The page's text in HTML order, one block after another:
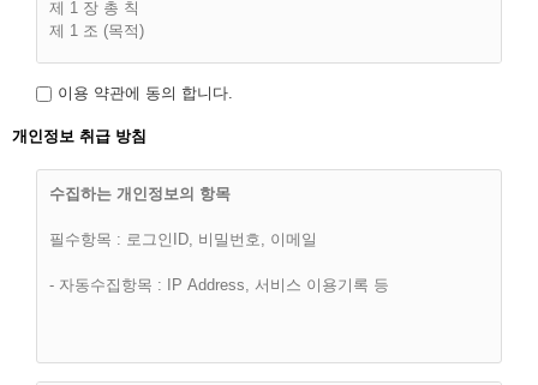
제 1 장 총 칙
제 1 조 (목적)
고객(이하 “회원”)간에 회사가 제공하는 서비스의 가입조건 및
으로 규정함을 목적으로 합니다.
이용 약관에 동의 합니다.
개인정보 취급 방침
수집하는 개인정보의 항목
필수항목 : 로그인ID, 비밀번호, 이메일
- 자동수집항목 : IP Address, 서비스 이용기록 등